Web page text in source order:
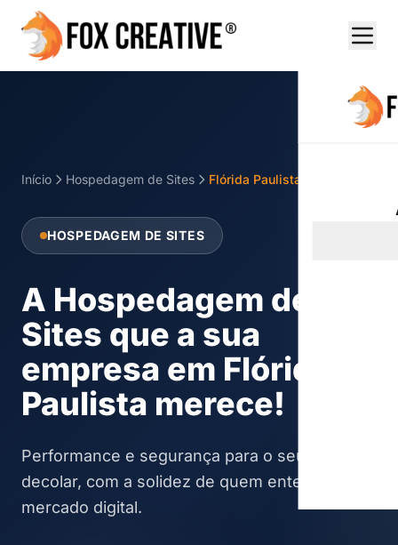
Início Hospedagem de Sites Flórida Paulista
HOSPEDAGEM DE SITES
A Hospedagem de
Sites que a sua
empresa em Flórida
Paulista merece!
Performance e segurança para o seu site
decolar, com a solidez de quem entende do
mercado digital.